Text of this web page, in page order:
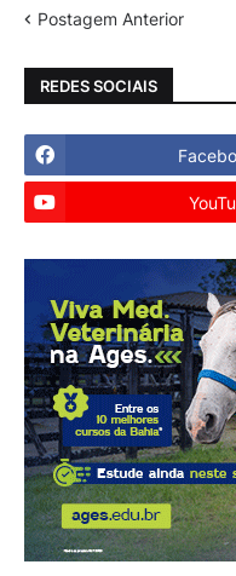
Postagem Anterior
REDES SOCIAIS